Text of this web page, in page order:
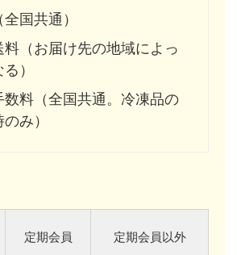
国共通）
料（お届け先の地域によっ
）
数料（全国共通。冷凍品の
み）
定期会員 定期会員以外